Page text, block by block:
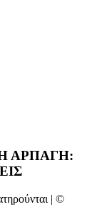
ΑΡΠΑΓΗ:
| ©